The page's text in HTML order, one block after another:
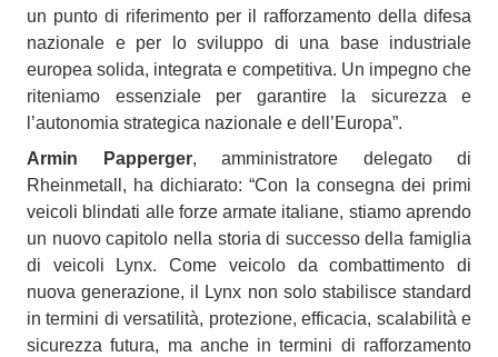
un punto di riferimento per il rafforzamento della difesa
nazionale e per lo sviluppo di una base industriale
europea solida, integrata e competitiva. Un impegno che
riteniamo essenziale per garantire la sicurezza e
l’autonomia strategica nazionale e dell’Europa”.
Armin Papperger, amministratore delegato di
Rheinmetall, ha dichiarato: “Con la consegna dei primi
veicoli blindati alle forze armate italiane, stiamo aprendo
un nuovo capitolo nella storia di successo della famiglia
di veicoli Lynx. Come veicolo da combattimento di
nuova generazione, il Lynx non solo stabilisce standard
in termini di versatilità, protezione, efficacia, scalabilità e
sicurezza futura, ma anche in termini di rafforzamento